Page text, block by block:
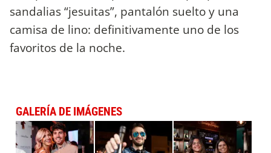
sandalias “jesuitas”, pantalón suelto y una
camisa de lino: definitivamente uno de los
favoritos de la noche.
GALERÍA DE IMÁGENES